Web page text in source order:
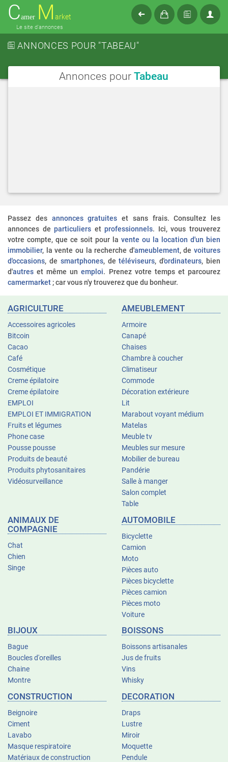
Camer M arket
Le site d'annonces
ANNONCES POUR "TABEAU"
Annonces pourTabeau
Passez des annonces gratuites et sans frais. Consultez les
annonces departiculiers etprofessionnels. Ici, vous trouverez
votre compte, que ce soit pour la vente ou la location d'un bien
immobilier, la vente ou la recherche d'ameublement, de voitures
d'occasions, de smartphones, detéléviseurs, d'ordinateurs, bien
d'autres et même unemploi. Prenez votre temps et parcourez
camermarket ; car vous n'y trouverez que du bonheur.
AGRICULTURE
Accessoires agricoles
Bitcoin
Cacao
Café
Cosmétique
Creme épilatoire
Creme épilatoire
EMPLOI
EMPLOI ET IMMIGRATION
Fruits et légumes
Phone case
Pousse pousse
Produits de beauté
Produits phytosanitaires
Vidéosurveillance
AMEUBLEMENT
Armoire
Canapé
Chaises
Chambre à coucher
Climatiseur
Commode
Décoration extérieure
Lit
Marabout voyant médium
Matelas
Meuble tv
Meubles sur mesure
Mobilier de bureau
Pandérie
Salle à manger
Salon complet
Table
ANIMAUX DE
COMPAGNIE
Chat
Chien
Singe
AUTOMOBILE
Bicyclette
Camion
Moto
Pièces auto
Pièces bicyclette
Pièces camion
Pièces moto
Voiture
BIJOUX
Bague
Boucles d'oreilles
Chaine
Montre
BOISSONS
Boissons artisanales
Jus de fruits
Vins
Whisky
CONSTRUCTION
Beignoire
Ciment
Lavabo
Masque respiratoire
Matériaux de construction
DECORATION
Draps
Lustre
Miroir
Moquette
Pendule